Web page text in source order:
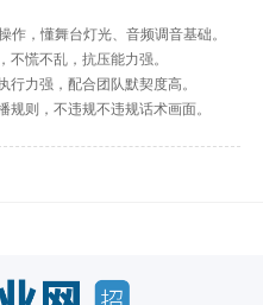
作，懂舞台灯光、音频调音基础。
慌不乱，抗压能力强。
力强，配合团队默契度高。
则，不违规不违规话术画面。